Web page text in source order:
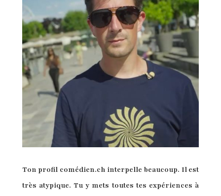
Ton profil comédien.ch interpelle beaucoup. Il est
très atypique. Tu y mets toutes tes expériences à